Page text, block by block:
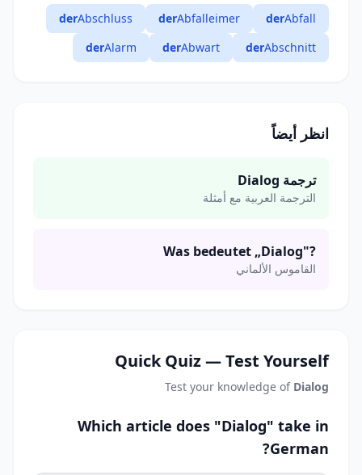
derAbfall
derAbfalleimer
derAbschluss
derAbschnitt
derAbwart
derAlarm
انظر أيضاً
ترجمة Dialog
الترجمة العربية مع أمثلة
Was bedeutet „Dialog"?
القاموس الألماني
Quick Quiz — Test Yourself
Test your knowledge of Dialog
Which article does "Dialog" take in
German?